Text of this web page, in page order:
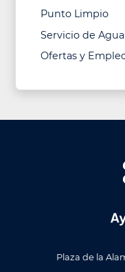
Punto Limpio
Servicio de Agua
Ofertas y
Plaza de la